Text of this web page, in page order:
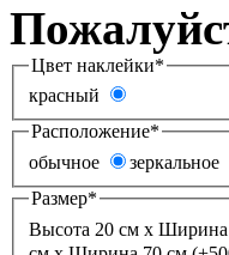
Цвет наклейки*
красный
Расположение*
обычное
зеркальное
Размер*
Высота 20 см х